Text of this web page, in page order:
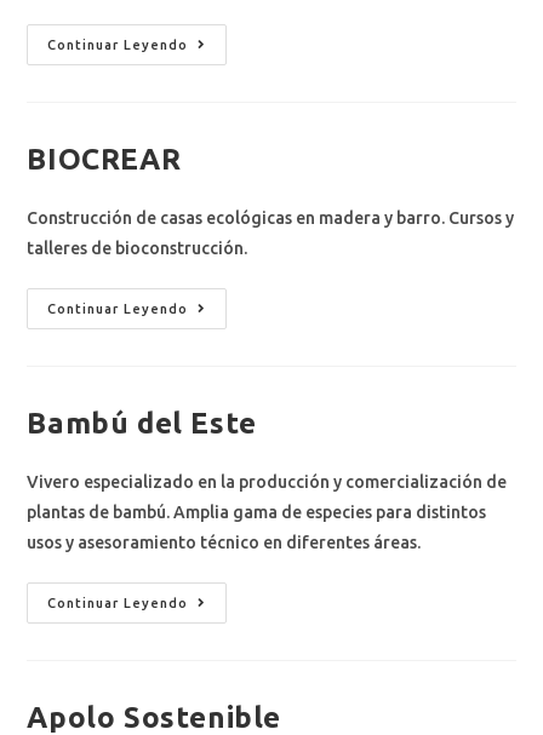
Continuar Leyendo
BIOCREAR
Construcción de casas ecológicas en madera y barro. Cursos y
talleres de bioconstrucción.
Continuar Leyendo
Bambú del Este
Vivero especializado en la producción y comercialización de
plantas de bambú. Amplia gama de especies para distintos
usos y asesoramiento técnico en diferentes áreas.
Continuar Leyendo
Apolo Sostenible